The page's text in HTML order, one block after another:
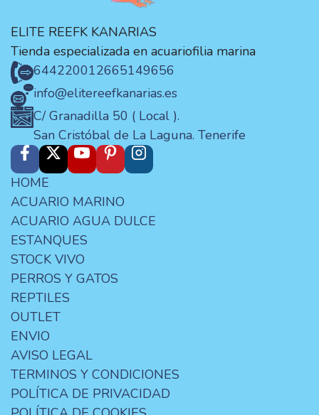
ELITE REEFK KANARIAS
Tienda especializada en acuariofilia marina
644220012665149656
info@elitereefkanarias.es
C/ Granadilla 50 ( Local ).
San Cristóbal de La Laguna. Tenerife
HOME
ACUARIO MARINO
ACUARIO AGUA DULCE
ESTANQUES
STOCK VIVO
PERROS Y GATOS
REPTILES
OUTLET
ENVIO
AVISO LEGAL
TERMINOS Y CONDICIONES
POLÍTICA DE PRIVACIDAD